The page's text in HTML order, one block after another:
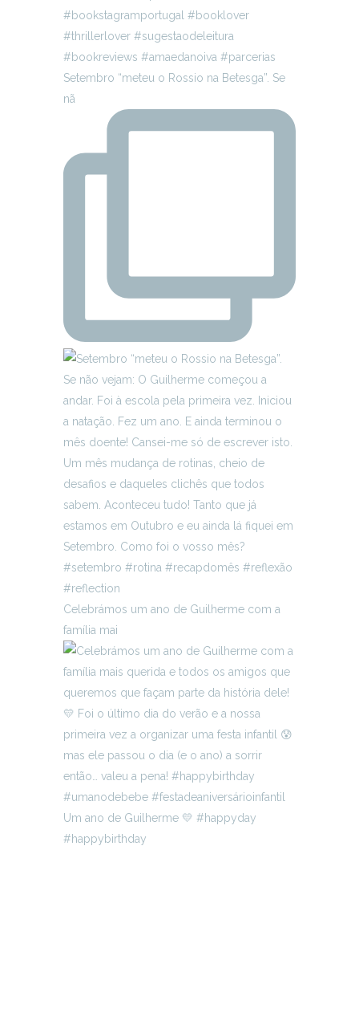
Setembro “meteu o Rossio na Betesga”. Se
nã
Celebrámos um ano de Guilherme com a
família mai
Um ano de Guilherme 💛 #happyday
#happybirthday